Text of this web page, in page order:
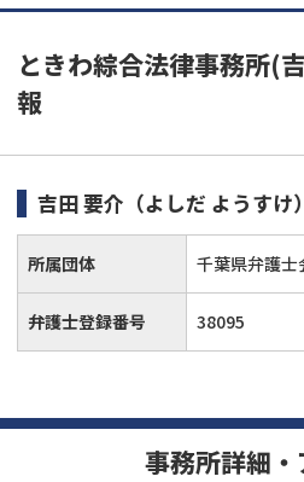
ときわ綜合法律事務所(
報
吉田 要介 （よしだ ようすけ）
所属団体 千葉県弁護士
弁護士登録番号 38095
事務所詳細・